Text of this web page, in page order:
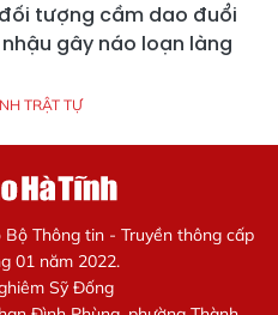
tượng cầm dao đuổi
gây náo loạn làng
TRẬT TỰ
Bộ Thông tin - Truyền thông cấp
01 năm 2022.
Sỹ Đống